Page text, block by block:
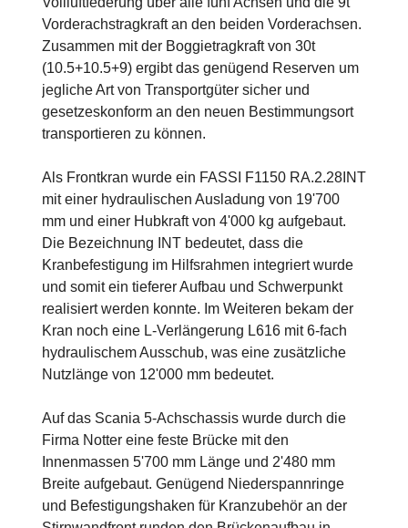
Vorderachstragkraft an den beiden Vorderachsen.
Zusammen mit der Boggietragkraft von 30t
(10.5+10.5+9) ergibt das genügend Reserven um
jegliche Art von Transportgüter sicher und
gesetzeskonform an den neuen Bestimmungsort
transportieren zu können.
Als Frontkran wurde ein FASSI F1150 RA.2.28INT
mit einer hydraulischen Ausladung von 19'700
mm und einer Hubkraft von 4'000 kg aufgebaut.
Die Bezeichnung INT bedeutet, dass die
Kranbefestigung im Hilfsrahmen integriert wurde
und somit ein tieferer Aufbau und Schwerpunkt
realisiert werden konnte. Im Weiteren bekam der
Kran noch eine L-Verlängerung L616 mit 6-fach
hydraulischem Ausschub, was eine zusätzliche
Nutzlänge von 12'000 mm bedeutet.
Auf das Scania 5-Achschassis wurde durch die
Firma Notter eine feste Brücke mit den
Innenmassen 5'700 mm Länge und 2'480 mm
Breite aufgebaut. Genügend Niederspannringe
und Befestigungshaken für Kranzubehör an der